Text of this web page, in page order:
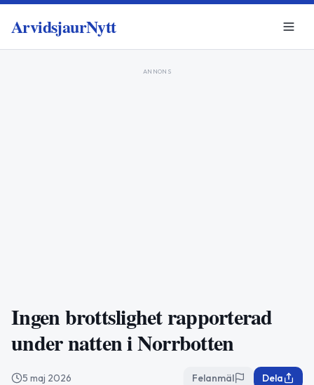
ArvidsjaurNytt
ANNONS
Ingen brottslighet rapporterad
under natten i Norrbotten
5 maj 2026 Felanmäl Dela